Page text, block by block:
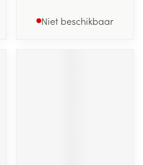
Niet beschikbaar